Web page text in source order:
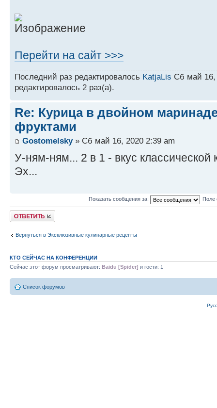
Перейти на сайт >>>
Последний раз редактировалось KatjaLis Сб май 16,
редактировалось 2 раз(а).
Re: Курица в двойном
фруктами
Gostomelsky» Сб май 16, 2020 2:39 am
У-ням-ням... 2 в 1 - вкус
Эх...
Показать сообщения за: Поле
Ответить
Вернуться в Эксклюзивные кулинарные рецепты
КТО СЕЙЧАС НА КОНФЕРЕНЦИИ
Сейчас этот форум просматривают: Baidu [Spider] и гости: 1
Список форумов